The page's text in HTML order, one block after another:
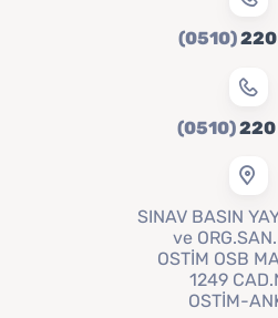
(0510)220
(0510)220
SINAV BASIN
ve
OSTİM OSB
1249
OSTİM-